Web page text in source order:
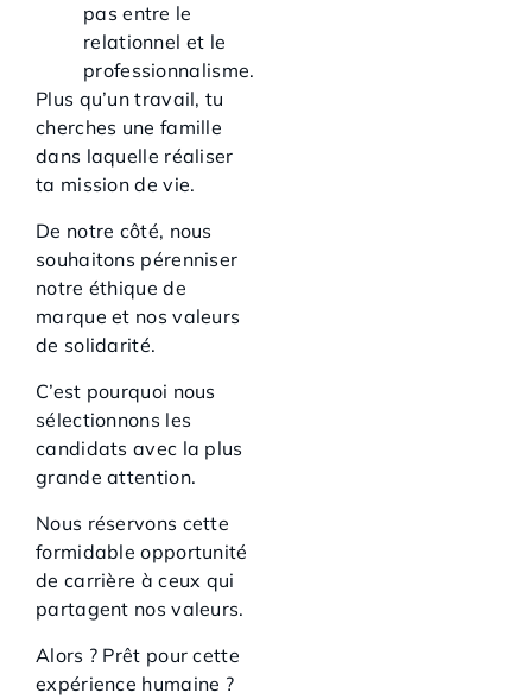
pas entre le
relationnel et le
professionnalisme.
Plus qu’un travail, tu
cherches une famille
dans laquelle réaliser
ta mission de vie.
De notre côté, nous
souhaitons pérenniser
notre éthique de
marque et nos valeurs
de solidarité.
C’est pourquoi nous
sélectionnons les
candidats avec la plus
grande attention.
Nous réservons cette
formidable opportunité
de carrière à ceux qui
partagent nos valeurs.
Alors ? Prêt pour cette
expérience humaine ?